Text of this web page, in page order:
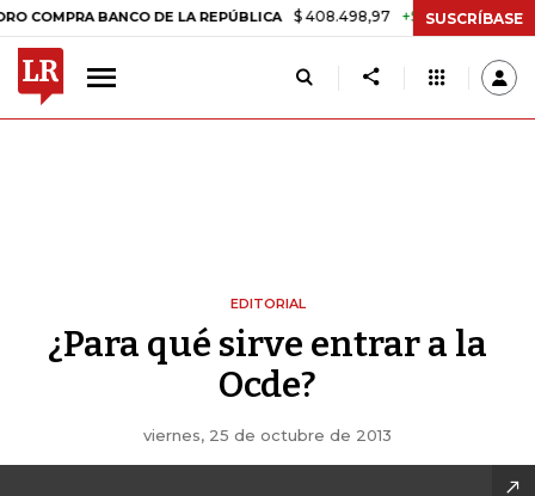
BANCO DE LA REPÚBLICA $ 408.498,97 +$ 8.753,81 +2,19%
SUSCRÍBASE
EDITORIAL
¿Para qué sirve entrar a la
Ocde?
viernes, 25 de octubre de 2013